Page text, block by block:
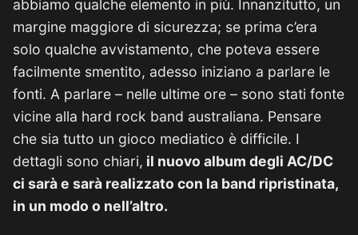
abbiamo qualche elemento in più. Innanzitutto, un
margine maggiore di sicurezza; se prima c’era
solo qualche avvistamento, che poteva essere
facilmente smentito, adesso iniziano a parlare le
fonti. A parlare – nelle ultime ore – sono stati fonte
vicine alla hard rock band australiana. Pensare
che sia tutto un gioco mediatico è difficile. I
dettagli sono chiari, il nuovo album degli AC/DC
ci sarà e sarà realizzato con la band ripristinata,
in un modo o nell’altro.